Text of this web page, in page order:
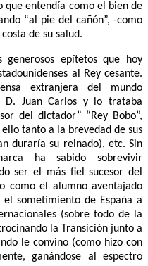
entendía como el bien de
“al pie del cañón”, -como
de su salud.
generosos epítetos que hoy
al Rey cesante.
extranjera del mundo
D. Juan Carlos y lo trataba
del dictador” “Rey Bobo”,
tanto a la brevedad de sus
duraría su reinado), etc. Sin
ha sabido sobrevivir
ser el más fiel sucesor del
como el alumno aventajado
sometimiento de España a
(sobre todo de la
la Transición junto a
le convino (como hizo con
ganándose al espectro